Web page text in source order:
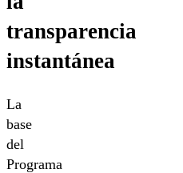
transparencia
instantánea
La
base
del
Programa